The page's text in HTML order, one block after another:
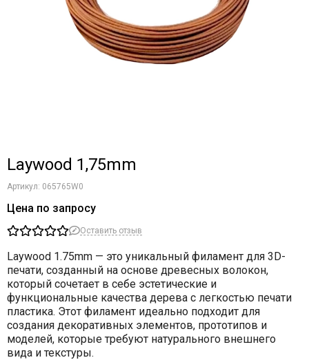
Инженерные материалы для SLA/LCD/DLP
Фотополимеры для юверирного дела
Медицинские материалы
Laywood 1,75mm
Артикул: 065765W0
Цена по запросу
Оставить отзыв
Laywood 1.75mm — это уникальный филамент для 3D-
печати, созданный на основе древесных волокон,
который сочетает в себе эстетические и
функциональные качества дерева с легкостью печати
пластика. Этот филамент идеально подходит для
создания декоративных элементов, прототипов и
моделей, которые требуют натурального внешнего
вида и текстуры.